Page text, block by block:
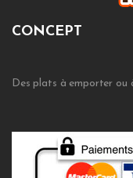
CONCEPT
Des plats à emporter ou